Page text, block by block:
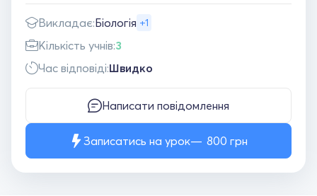
Викладає:Біологія +1
Кількість учнів:3
Час відповіді:Швидко
Написати повідомлення
Записатись на урок 800 грн